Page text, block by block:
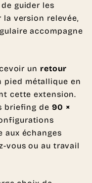
guider les
version relevée,
accompagne
un retour
pied métallique en
cette extension.
briefing de 90 ×
aux échanges
vous ou au travail